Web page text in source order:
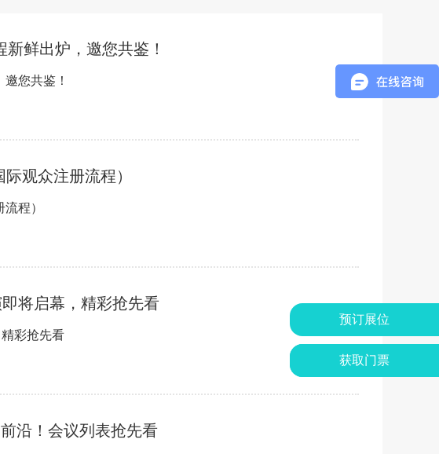
预订展位
获取门票
鲜出炉，邀您共鉴！
您共鉴！
观众注册流程）
程）
将启幕，精彩抢先看
彩抢先看
沿！会议列表抢先看